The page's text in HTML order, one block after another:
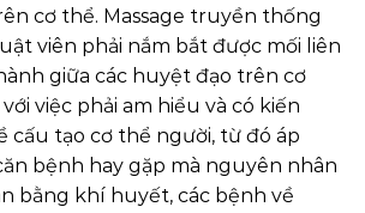
cơ thể. Massage truyền thống
viên phải nắm bắt được mối liên
giữa các huyệt đạo trên cơ
việc phải am hiểu và có kiến
cấu tạo cơ thể người, từ đó áp
bệnh hay gặp mà nguyên nhân
bằng khí huyết, các bệnh về